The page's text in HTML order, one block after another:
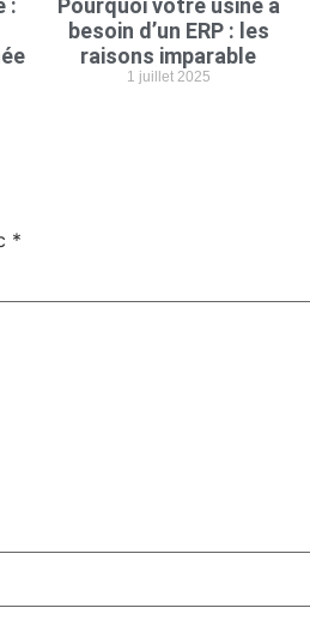
:
Pourquoi votre usine a
besoin d’un ERP : les
raisons imparable
1 juillet 2025
*